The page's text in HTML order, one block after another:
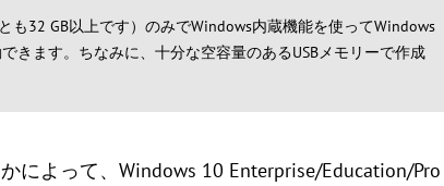
も32 GB以上です）のみでWindows内蔵機能を使ってWindows
きます。ちなみに、十分な空容量のあるUSBメモリーで作成
によって、Windows 10 Enterprise/Education/Pro